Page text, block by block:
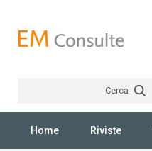
Cerca
Home Riviste